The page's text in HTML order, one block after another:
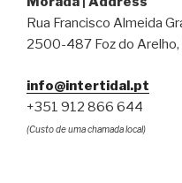
Rua Francisco Almeida
2500-487 Foz do Arelho,
info@intertidal.pt
+351 912 866 644
(Custo de uma chamada local)